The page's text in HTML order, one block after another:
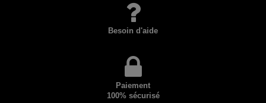
Besoin d'aide
Paiement
100% sécurisé